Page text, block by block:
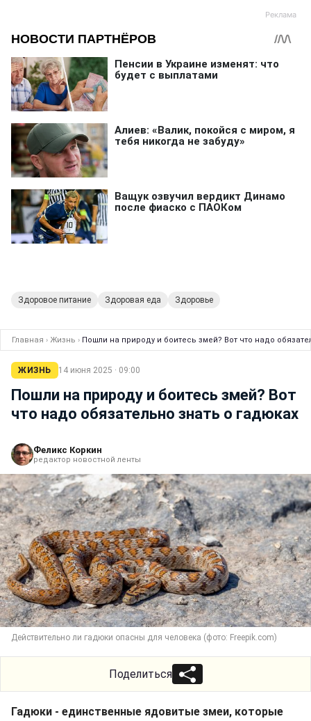
Здоровое питание Здоровая еда Здоровье
Главная › Жизнь › Пошли на природу и боитесь змей? Вот что надо
ЖИЗНЬ 14 июня 2025 · 09:00
Пошли на природу и боитесь змей? Вот
что надо обязательно знать о гадюках
Феликс Коркин
редактор новостной ленты
Действительно ли гадюки опасны для человека (фото: Freepik.com)
Поделиться
Гадюки - единственные ядовитые змеи, которые